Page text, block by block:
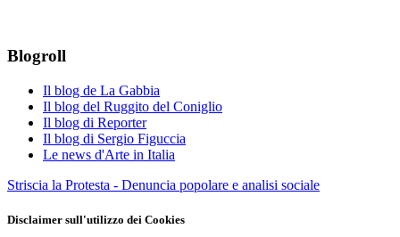
Blogroll
Il blog de La Gabbia
Il blog del Ruggito del Coniglio
Il blog di Reporter
Il blog di Sergio Figuccia
Le news d'Arte in Italia
Striscia la Protesta - Denuncia popolare e analisi sociale
Disclaimer sull'utilizzo dei Cookies